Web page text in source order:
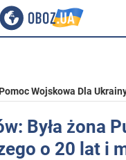
Pomoc Wojskowa Dla
Była żona
o 20 lat i